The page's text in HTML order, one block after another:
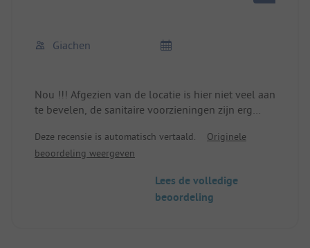
Giachen
Nou !!! Afgezien van de locatie is hier niet veel aan
te bevelen, de sanitaire voorzieningen zijn erg
Al met al is dit een plek die alleen aan te raden is
voor op doorreis! Ook de netheid laat te wensen
Deze recensie is automatisch vertaald.
Originele
beoordeling weergeven
Lees de volledige
beoordeling